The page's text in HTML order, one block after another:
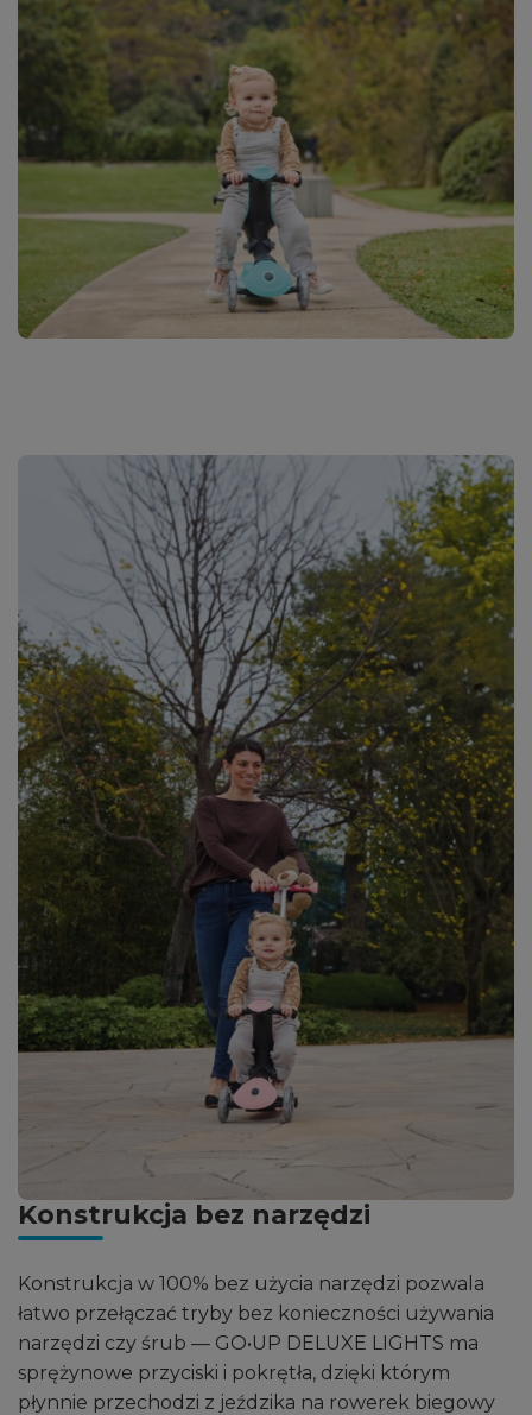
Konstrukcja bez narzędzi
Konstrukcja w 100% bez użycia narzędzi pozwala
łatwo przełączać tryby bez konieczności używania
narzędzi czy śrub — GO•UP DELUXE LIGHTS ma
sprężynowe przyciski i pokrętła, dzięki którym
płynnie przechodzi z jeździka na rowerek biegowy